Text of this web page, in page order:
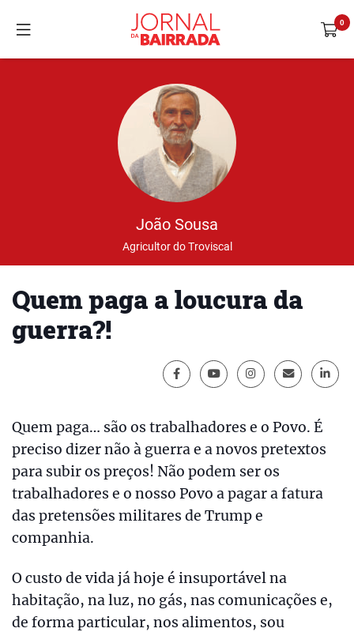
João Sousa
Agricultor do Troviscal
Quem paga a loucura da
guerra?!
Quem paga… são os trabalhadores e o Povo. É
preciso dizer não à guerra e a novos pretextos
para subir os preços! Não podem ser os
trabalhadores e o nosso Povo a pagar a fatura
das pretensões militares de Trump e
companhia.
O custo de vida já hoje é insuportável na
habitação, na luz, no gás, nas comunicações e,
de forma particular, nos alimentos, sou